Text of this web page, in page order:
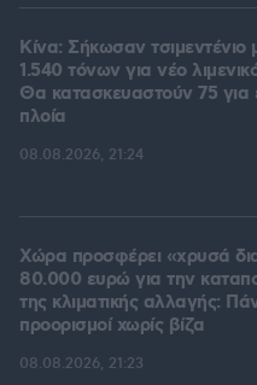
Κίνα: Σήκωσαν τσιμεντένιο
1.540 τόνων για νέο
Θα κατασκευαστούν 75 για
πλοία
08.08.2026, 21:24
Χώρα προσφέρει «χρυσά
80.000 ευρώ για την
της κλιματικής αλλαγής:
προορισμοί χωρίς βίζα
08.08.2026, 21:23